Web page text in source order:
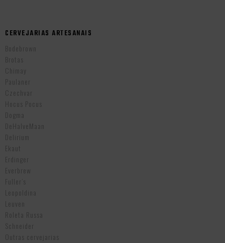
CERVEJARIAS ARTESANAIS
Bodebrown
Brotas
Chimay
Paulaner
Czechvar
Hocus Pocus
Dogma
DeHalveMaan
Delirium
Ekaut
Erdinger
Everbrew
Fuller’s
Leopoldina
Leuven
Roleta Russa
Schneider
Outras cervejarias